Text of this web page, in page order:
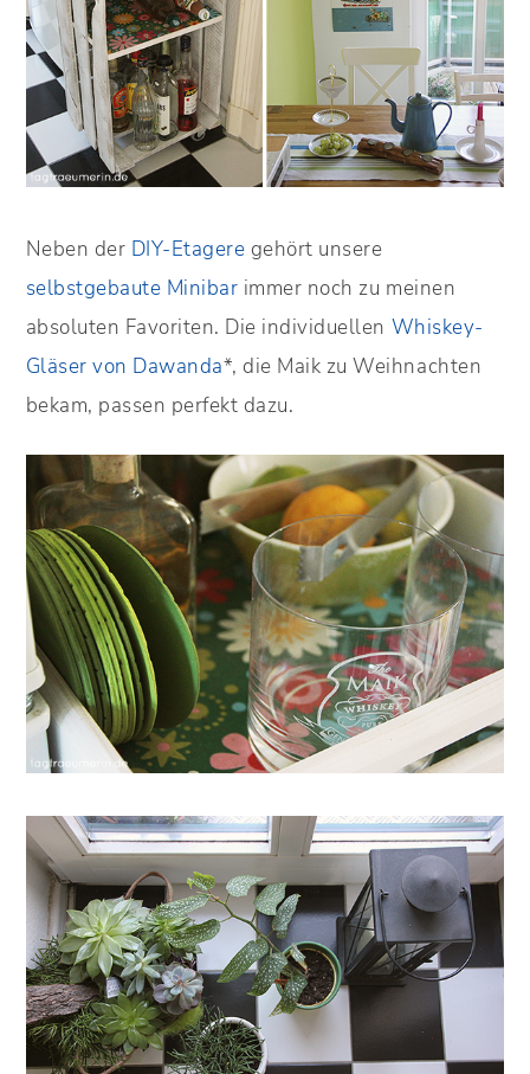
Neben der DIY-Etagere gehört unsere
selbstgebaute Minibar immer noch zu meinen
absoluten Favoriten. Die individuellen Whiskey-
Gläser von Dawanda*, die Maik zu Weihnachten
bekam, passen perfekt dazu.